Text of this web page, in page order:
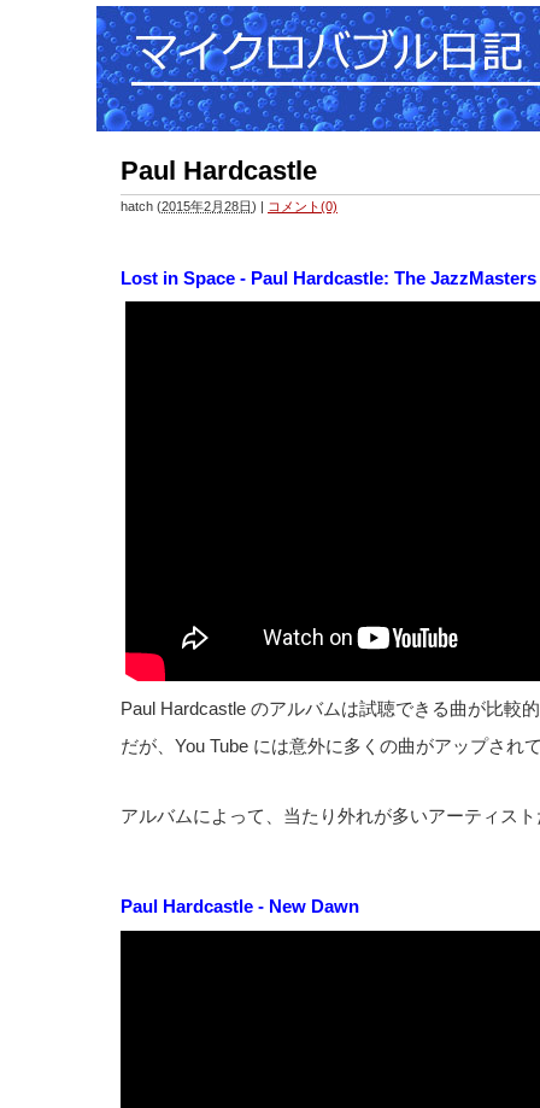
Paul Hardcastle
hatch (2015年2月28日) | コメント(0)
Lost in Space - Paul Hardcastle: The JazzMasters
Paul Hardcastle のアルバムは試聴できる曲が比較
だが、You Tube には意外に多くの曲がアップされ
アルバムによって、当たり外れが多いアーティス
Paul Hardcastle - New Dawn